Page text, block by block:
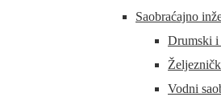
Saobraćajno
Drumski i
Vodni